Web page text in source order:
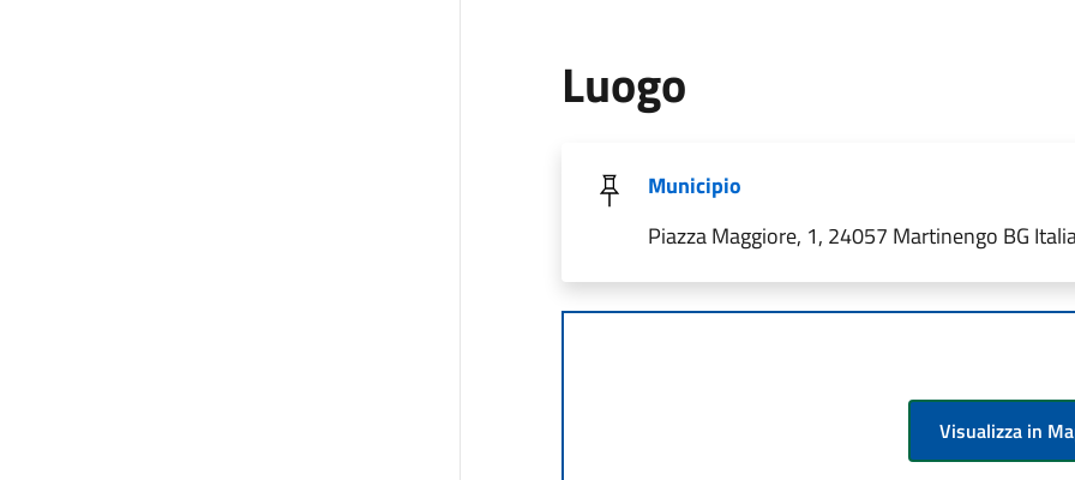
Luogo
Municipio
Piazza Maggiore, 1, 24057 Martinengo BG
Visualizza in